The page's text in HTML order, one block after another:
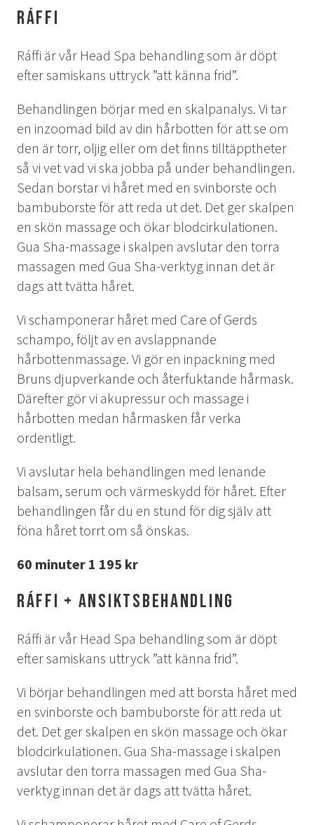
Ta sig till oss
Midnattssol i Kiruna
Sök
SV EN
Ráffi
Ráffi är vår Head Spa behandling som är döpt
efter samiskans uttryck ”att känna frid”.
Behandlingen börjar med en skalpanalys. Vi tar
en inzoomad bild av din hårbotten för att se om
den är torr, oljig eller om det finns tilltäpptheter
så vi vet vad vi ska jobba på under behandlingen.
Sedan borstar vi håret med en svinborste och
bambuborste för att reda ut det. Det ger skalpen
en skön massage och ökar blodcirkulationen.
Gua Sha-massage i skalpen avslutar den torra
massagen med Gua Sha-verktyg innan det är
dags att tvätta håret.
Vi schamponerar håret med Care of Gerds
schampo, följt av en avslappnande
hårbottenmassage. Vi gör en inpackning med
Bruns djupverkande och återfuktande hårmask.
Därefter gör vi akupressur och massage i
hårbotten medan hårmasken får verka
ordentligt.
Vi avslutar hela behandlingen med lenande
balsam, serum och värmeskydd för håret. Efter
behandlingen får du en stund för dig själv att
föna håret torrt om så önskas.
60 minuter 1 195 kr
Ráffi + ansiktsbehandling
Ráffi är vår Head Spa behandling som är döpt
efter samiskans uttryck ”att känna frid”.
Vi börjar behandlingen med att borsta håret med
en svinborste och bambuborste för att reda ut
det. Det ger skalpen en skön massage och ökar
blodcirkulationen. Gua Sha-massage i skalpen
avslutar den torra massagen med Gua Sha-
verktyg innan det är dags att tvätta håret.